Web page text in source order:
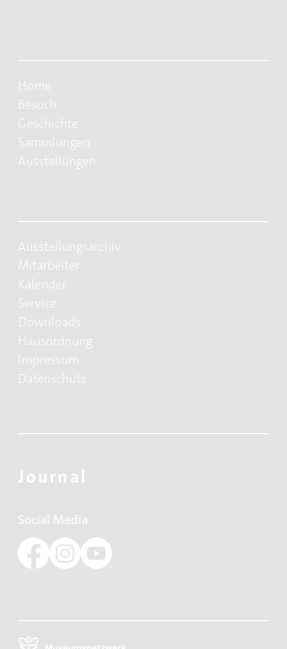
Home
Besuch
Geschichte
Sammlungen
Ausstellungen
Ausstellungsarchiv
Mitarbeiter
Kalender
Service
Downloads
Hausordnung
Impressum
Datenschutz
Journal
Social Media